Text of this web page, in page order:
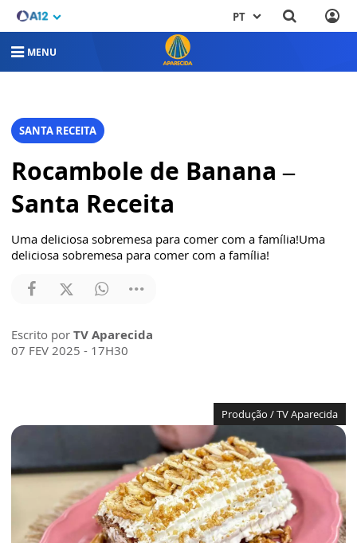
PT
MENU
SANTA RECEITA
Rocambole de Banana –
Santa Receita
Uma deliciosa sobremesa para comer com a família!Uma
deliciosa sobremesa para comer com a família!
Escrito por TV Aparecida
07 FEV 2025 - 17H30
Produção / TV Aparecida